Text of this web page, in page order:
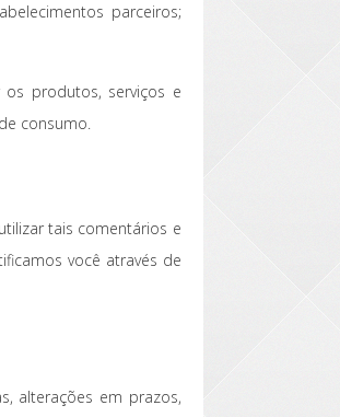
parceiros;
produtos, serviços e
consumo.
tais comentários e
você através de
alterações em prazos,